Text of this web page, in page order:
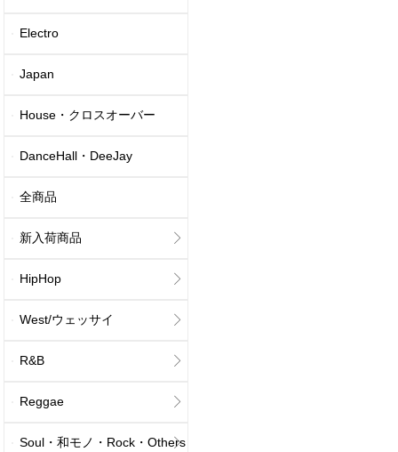
Electro
Japan
House・クロスオーバー
DanceHall・DeeJay
全商品
新入荷商品
HipHop
West/ウェッサイ
R&B
Reggae
Soul・和モノ・Rock・Others